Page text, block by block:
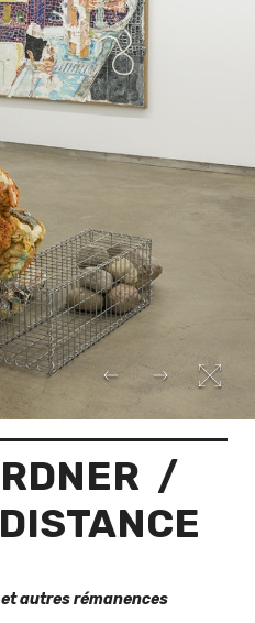
/
et autres rémanences